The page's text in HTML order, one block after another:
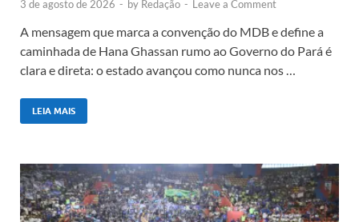
3 de agosto de 2026 - by Redação - Leave a Comment
A mensagem que marca a convenção do MDB e define a
caminhada de Hana Ghassan rumo ao Governo do Pará é
clara e direta: o estado avançou como nunca nos …
LEIA MAIS